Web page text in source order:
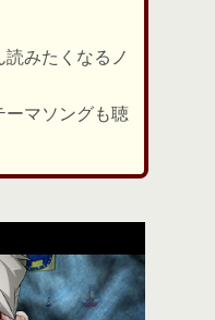
みたくなるノ
ーマソングも聴